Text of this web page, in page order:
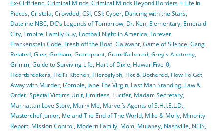
Ex-Girlfriend,Criminal Minds,Criminal Minds Beyond Borders + Life in
Pieces,Cristela,Crowded,CSI,CSI: Cyber, Dancing with the Stars,
Dateline NBC, DC’s Legends of Tomorrow, Dr. Ken, Elementary, Emerald
City, Empire, Family Guy, Football Night in America, Forever,
Frankenstein Code, Fresh off the Boat,Galavant,Game of Silence,Gang
Related,Glee,Gotham,Gracepoint,Grandfathered,Grey's Anatomy,
Grimm,Guide to Surviving Life, Hart of Dixie, Hawaii Five-0,
Heartbreakers, Hell’s Kitchen, Hieroglyph, Hot & Bothered, How To Get
Away with Murder, iZombie,Jane The Virgin, Last Man Standing, Law &
Order: Special Victims Unit, Limitless, Lucifer, Madam Secretary,
Manhattan Love Story, Marry Me, Marvel’s Agents of S.H.I.E.L.D.,
Masterchef Junior, Me and The End of The World, Mike & Molly, Minority
Report, Mission Control, Modern Family, Mom, Mulaney, Nashville, NCIS,